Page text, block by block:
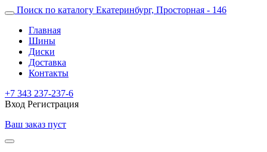
Поиск по каталогу Екатеринбург, Просторная - 146
Главная
Шины
Диски
Доставка
Контакты
+7 343 237-237-6
Вход Регистрация
Ваш заказ пуст